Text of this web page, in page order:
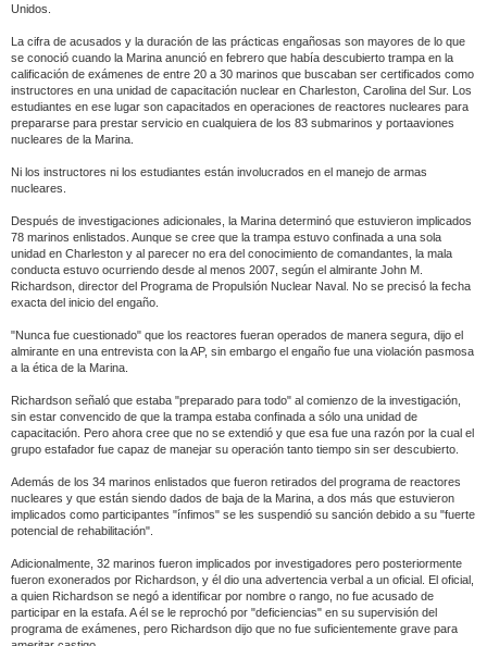
Unidos.
La cifra de acusados y la duración de las prácticas engañosas son mayores de lo que
se conoció cuando la Marina anunció en febrero que había descubierto trampa en la
calificación de exámenes de entre 20 a 30 marinos que buscaban ser certificados como
instructores en una unidad de capacitación nuclear en Charleston, Carolina del Sur. Los
estudiantes en ese lugar son capacitados en operaciones de reactores nucleares para
prepararse para prestar servicio en cualquiera de los 83 submarinos y portaaviones
nucleares de la Marina.
Ni los instructores ni los estudiantes están involucrados en el manejo de armas
nucleares.
Después de investigaciones adicionales, la Marina determinó que estuvieron implicados
78 marinos enlistados. Aunque se cree que la trampa estuvo confinada a una sola
unidad en Charleston y al parecer no era del conocimiento de comandantes, la mala
conducta estuvo ocurriendo desde al menos 2007, según el almirante John M.
Richardson, director del Programa de Propulsión Nuclear Naval. No se precisó la fecha
exacta del inicio del engaño.
"Nunca fue cuestionado" que los reactores fueran operados de manera segura, dijo el
almirante en una entrevista con la AP, sin embargo el engaño fue una violación pasmosa
a la ética de la Marina.
Richardson señaló que estaba "preparado para todo" al comienzo de la investigación,
sin estar convencido de que la trampa estaba confinada a sólo una unidad de
capacitación. Pero ahora cree que no se extendió y que esa fue una razón por la cual el
grupo estafador fue capaz de manejar su operación tanto tiempo sin ser descubierto.
Además de los 34 marinos enlistados que fueron retirados del programa de reactores
nucleares y que están siendo dados de baja de la Marina, a dos más que estuvieron
implicados como participantes "ínfimos" se les suspendió su sanción debido a su "fuerte
potencial de rehabilitación".
Adicionalmente, 32 marinos fueron implicados por investigadores pero posteriormente
fueron exonerados por Richardson, y él dio una advertencia verbal a un oficial. El oficial,
a quien Richardson se negó a identificar por nombre o rango, no fue acusado de
participar en la estafa. A él se le reprochó por "deficiencias" en su supervisión del
programa de exámenes, pero Richardson dijo que no fue suficientemente grave para